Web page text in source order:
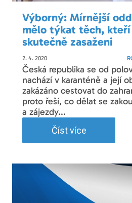
Výborný: Mírnější
mělo týkat těch,
skutečně zasaženi
2. 4. 2020
Česká republika se od
nachází v karanténě a její
zakázáno cestovat do
proto řeší, co dělat se
a zájezdy...
Číst více